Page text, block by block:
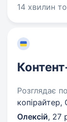
14 хвилин
Розглядає
копірайтер,
Олексій, 27